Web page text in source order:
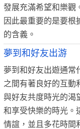
發展充滿希望和樂觀
因此最重要的是要根
的含義。
夢到和好友出游
夢到和好友出遊通常
之間有著良好的互動
與好友共度時光的渴
和享受快樂的時光。
情誼，並且多花時間